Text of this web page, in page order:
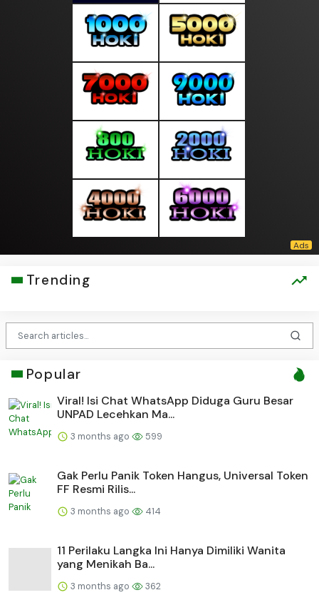
Trending
Popular
Viral! Isi Chat WhatsApp Diduga Guru Besar
UNPAD Lecehkan Ma...
3 months ago 599
Gak Perlu Panik Token Hangus, Universal Token
FF Resmi Rilis...
3 months ago 414
11 Perilaku Langka Ini Hanya Dimiliki Wanita
yang Menikah Ba...
3 months ago 362